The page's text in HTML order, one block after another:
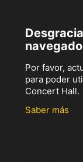
Por favor,
para poder
Concert Hall.
Saber más